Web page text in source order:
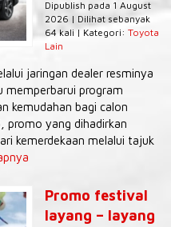
Dipublish pada 1 August
2026 | Dilihat sebanyak
64 kali | Kategori: Toyota
Lain
jaringan dealer resminya
memperbarui program
kemudahan bagi calon
promo yang dihadirkan
kemerdekaan melalui tajuk
Promo festival
layang – layang